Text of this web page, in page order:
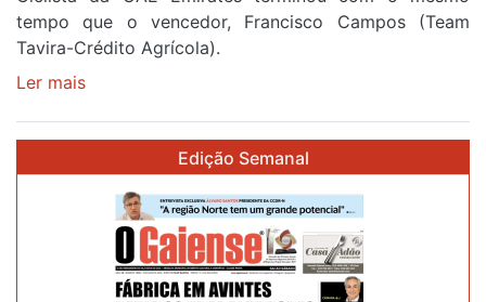
tempo que o vencedor, Francisco Campos (Team
Tavira-Crédito Agrícola).
Ler mais
Camisola
Amarela
após
Edição Semanal